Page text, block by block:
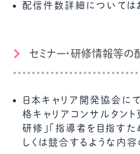
配信件数詳細については
セミナー・研修情報等
日本キャリア開発協会に
格キャリアコンサルタント
研修」「指導者を目指すた
しくは競合するような内容